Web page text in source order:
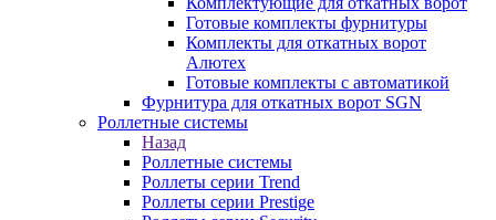
Готовые комплекты фурнитуры
Комплекты для откатных ворот
Алютех
Готовые комплекты с автоматикой
Фурнитура для откатных ворот SGN
Роллетные системы
Назад
Роллетные системы
Роллеты серии Trend
Роллеты серии Prestige